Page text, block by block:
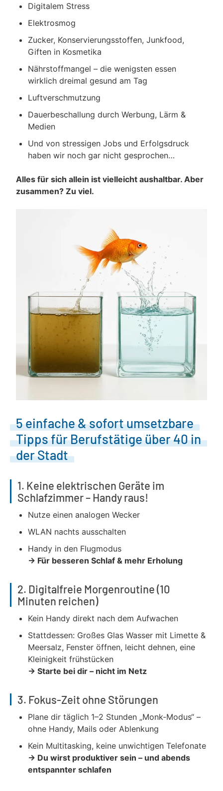
Digitalem Stress
Elektrosmog
Zucker, Konservierungsstoffen, Junkfood,
Giften in Kosmetika
Nährstoffmangel – die wenigsten essen
wirklich dreimal gesund am Tag
Luftverschmutzung
Dauerbeschallung durch Werbung, Lärm &
Medien
Und von stressigen Jobs und Erfolgsdruck
haben wir noch gar nicht gesprochen…
Alles für sich allein ist vielleicht aushaltbar. Aber
zusammen? Zu viel.
5 einfache & sofort umsetzbare
Tipps für Berufstätige über 40 in
der Stadt
1. Keine elektrischen Geräte im
Schlafzimmer – Handy raus!
Nutze einen analogen Wecker
WLAN nachts ausschalten
Handy in den Flugmodus
→ Für besseren Schlaf & mehr Erholung
2. Digitalfreie Morgenroutine (10
Minuten reichen)
Kein Handy direkt nach dem Aufwachen
Stattdessen: Großes Glas Wasser mit Limette &
Meersalz, Fenster öffnen, leicht dehnen, eine
Kleinigkeit frühstücken
→ Starte bei dir – nicht im Netz
3. Fokus-Zeit ohne Störungen
Plane dir täglich 1–2 Stunden „Monk-Modus“ –
ohne Handy, Mails oder Ablenkung
Kein Multitasking, keine unwichtigen Telefonate
→ Du wirst produktiver sein – und abends
entspannter schlafen